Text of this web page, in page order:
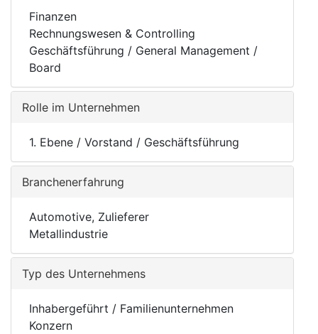
Finanzen
Rechnungswesen & Controlling
Geschäftsführung / General Management /
Board
Rolle im Unternehmen
1. Ebene / Vorstand / Geschäftsführung
Branchenerfahrung
Automotive, Zulieferer
Metallindustrie
Typ des Unternehmens
Inhabergeführt / Familienunternehmen
Konzern